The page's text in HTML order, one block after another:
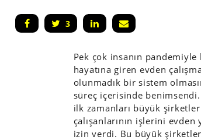
3
Pek çok insanın
hayatına giren evden
olunmadık bir sistem
süreç içerisinde
ilk zamanları büyük şirketler
çalışanlarının işlerini
izin verdi. Bu büyük